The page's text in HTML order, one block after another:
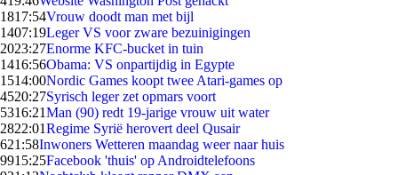
1817:54Vrouw doodt man met bijl
1407:19Leger VS voor zware bezuinigingen
2023:27Enorme KFC-bucket in tuin
1416:56Obama: VS onpartijdig in Egypte
1514:00Nordic Games koopt twee Atari-games op
4520:27Syrisch leger zet opmars voort
5316:21Man (90) redt 19-jarige vrouw uit water
2822:01Regime Syrië herovert deel Qusair
621:58Inwoners Wetteren maandag weer naar huis
9915:25Facebook 'thuis' op Androidtelefoons